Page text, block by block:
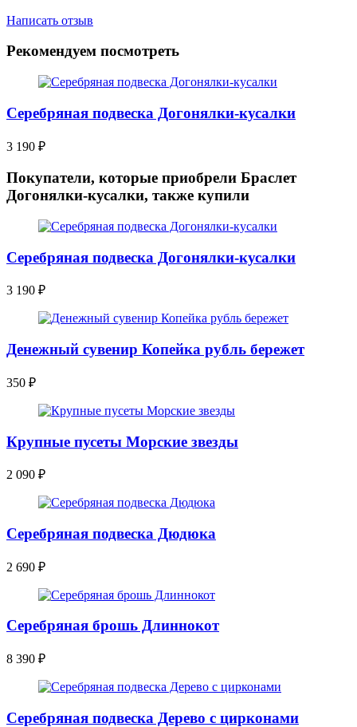
Написать отзыв
Рекомендуем посмотреть
Серебряная подвеска Догонялки-кусалки
3 190 ₽
Покупатели, которые приобрели Браслет
Догонялки-кусалки, также купили
Серебряная подвеска Догонялки-кусалки
3 190 ₽
Денежный сувенир Копейка рубль бережет
350 ₽
Крупные пусеты Морские звезды
2 090 ₽
Серебряная подвеска Дюдюка
2 690 ₽
Серебряная брошь Длиннокот
8 390 ₽
Серебряная подвеска Дерево с цирконами